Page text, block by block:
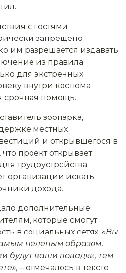
с гостями
запрещено
им разрешается издавать
из правила
для экстренных
внутри костюма
срочная помощь.
зоопарка,
местных
и открывшегося в
проект открывает
трудоустройства
организации искать
дохода.
дополнительные
которые смогут
в социальных сетях. «Вы
нелепым образом.
будут ваши повадки, тем
– отмечалось в тексте